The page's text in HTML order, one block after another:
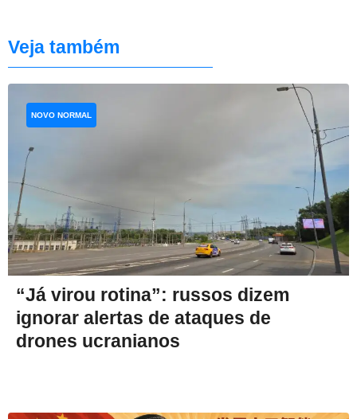
Veja também
“Já virou rotina”: russos dizem
ignorar alertas de ataques de
drones ucranianos
NOVO NORMAL